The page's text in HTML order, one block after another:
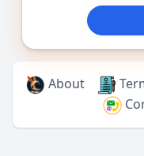
About